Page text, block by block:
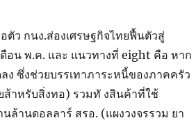
ตัว กนง.ส่องเศรษฐกิจไทยฟื้นตัวสู่
ดือน พ.ค. และ แนวทางที่ eight คือ หาก
ง ซึ่งช่วยบรรเทาภาระหนี้ของภาคครัว
าหรับสิ่งทอ) รวมทั งสินค้าที่ใช้
ล้านดอลลาร์ สรอ. (แผงวงจรรวม ยา